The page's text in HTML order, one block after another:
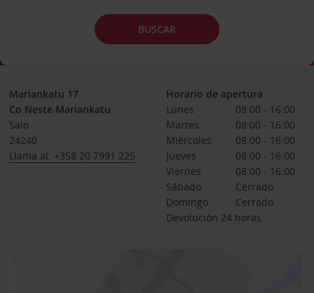
BUSCAR
Mariankatu 17
Co Neste Mariankatu
Salo
24240
Llama al: +358 20 7991 225
Horario de apertura
Lunes
08:00 - 16:00
Martes
08:00 - 16:00
Miércoles
08:00 - 16:00
Jueves
08:00 - 16:00
Viernes
08:00 - 16:00
Sábado
Cerrado
Domingo
Cerrado
Devolución 24 horas